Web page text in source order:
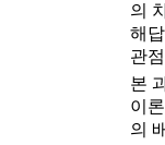
의
해
관
본
이
의